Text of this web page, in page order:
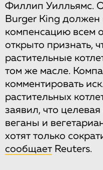
Филлип Уилльямс.
Burger King должен
компенсацию всем
открыто признать,
растительные
том же масле.
комментировать
растительных
заявил, что
веганы и
хотят только
сообщает Reuters.